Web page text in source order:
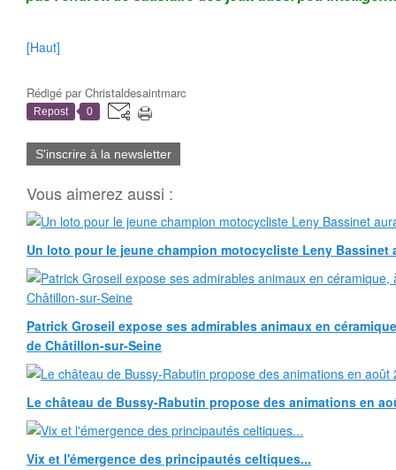
[Haut]
Rédigé parChristaldesaintmarc
Repost 0
S'inscrire à la newsletter
Vous aimerez aussi :
Un loto pour le jeune champion motocycliste Leny Bassinet
Patrick Groseil expose ses admirables animaux en
de Châtillon-sur-Seine
Le château de Bussy-Rabutin propose des animations en
Vix et l'émergence des principautés celtiques...